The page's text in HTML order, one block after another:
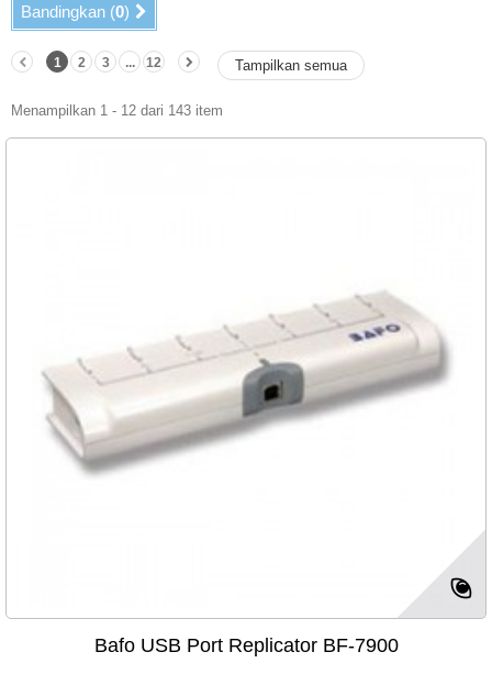
Bandingkan (0)
Tampilkan semua
1 2 3 ... 12
Menampilkan 1 - 12 dari 143 item
Bafo USB Port Replicator BF-7900